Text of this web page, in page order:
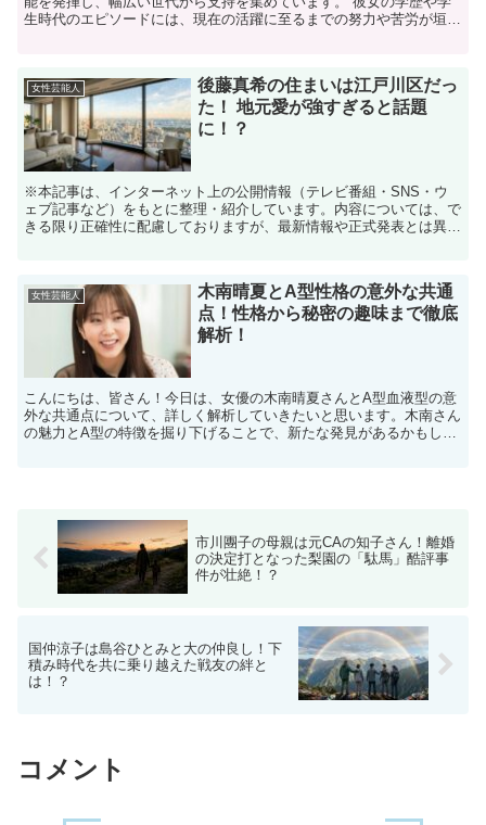
生時代のエピソードには、現在の活躍に至るまでの努力や苦労が垣間
女性芸能人
後藤真希の住まいは江戸川区だっ
た！ 地元愛が強すぎると話題
に！？
※本記事は、インターネット上の公開情報（テレビ番組・SNS・ウ
ェブ記事など）をもとに整理・紹介しています。内容については、で
きる限り正確性に配慮しておりますが、最新情報や正式発表とは異な
女性芸能人
木南晴夏とA型性格の意外な共通
点！性格から秘密の趣味まで徹底
解析！
こんにちは、皆さん！今日は、女優の木南晴夏さんとA型血液型の意
外な共通点について、詳しく解析していきたいと思います。木南さん
の魅力とA型の特徴を掘り下げることで、新たな発見があるかもしれ
市川團子の母親は元CAの知子さん！離婚
の決定打となった梨園の「駄馬」酷評事
件が壮絶！？
国仲涼子は島谷ひとみと大の仲良し！下
積み時代を共に乗り越えた戦友の絆と
は！？
コメント